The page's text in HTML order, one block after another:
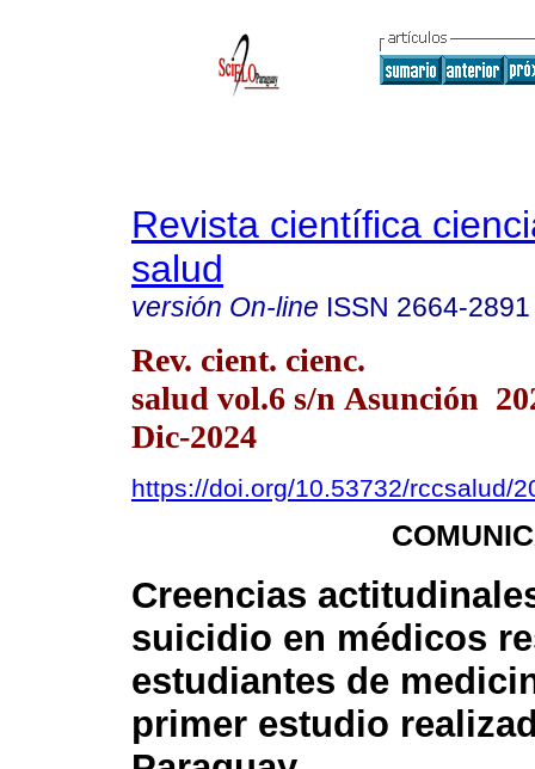
Revista científica
salud
versión On-line ISSN 2664-2891
Rev. cient. cienc.
salud vol.6 s/n Asunción
Dic-2024
https://doi.org/10.53732/rccsalud/
Creencias
suicidio en médicos
estudiantes de
primer estudio